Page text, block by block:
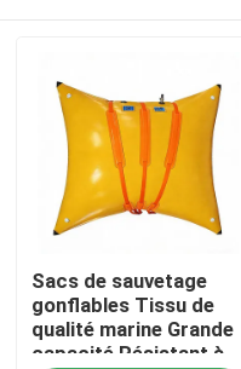
Aperçu
Produits
Sacs de sauvetage
gonflables Tissu de
qualité marine Grande
capacité Résistant à